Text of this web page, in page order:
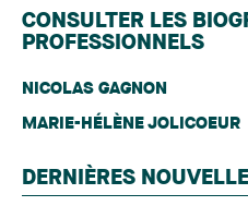
CONSULTER LES
PROFESSIONNELS
NICOLAS GAGNON
MARIE-HÉLÈNE JOLICOEUR
DERNIÈRES